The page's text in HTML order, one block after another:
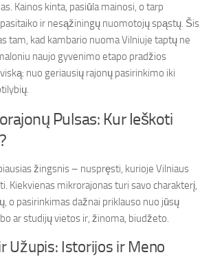
Kainos kinta, pasiūla mainosi, o tarp
ir nesąžiningų nuomotojų spąstų. Šis
tam, kad kambario nuoma Vilniuje taptų ne
naujo gyvenimo etapo pradžios
nuo geriausių rajonų pasirinkimo iki
Pulsas: Kur Ieškoti
žingsnis – nuspręsti, kurioje Vilniaus
Kiekvienas mikrorajonas turi savo charakterį,
o pasirinkimas dažnai priklauso nuo jūsų
ar studijų vietos ir, žinoma, biudžeto.
Užupis: Istorijos ir Meno